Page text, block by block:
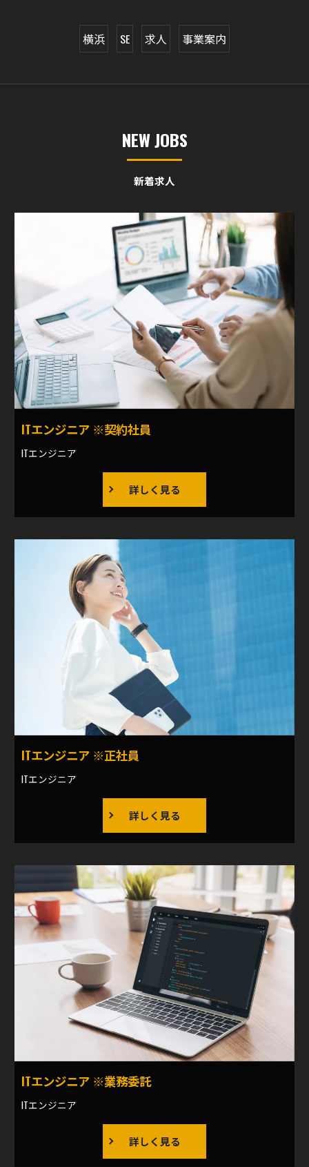
横浜 SE 求人 事業案内
新着求人
NEW JOBS
ITエンジニア ※契約社員
ITエンジニア
詳しく見る
ITエンジニア ※正社員
ITエンジニア
詳しく見る
ITエンジニア ※業務委託
ITエンジニア
詳しく見る